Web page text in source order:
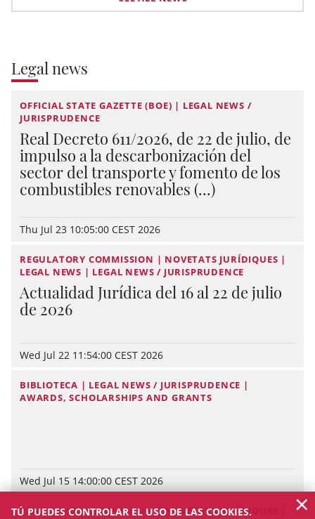
Legal news
OFFICIAL STATE GAZETTE (BOE) | LEGAL NEWS /
JURISPRUDENCE
Real Decreto 611/2026, de 22 de julio, de
impulso a la descarbonización del
sector del transporte y fomento de los
combustibles renovables (...)
Thu Jul 23 10:05:00 CEST 2026
REGULATORY COMMISSION | NOVETATS JURÍDIQUES |
LEGAL NEWS | LEGAL NEWS / JURISPRUDENCE
Actualidad Jurídica del 16 al 22 de julio
de 2026
Wed Jul 22 11:54:00 CEST 2026
BIBLIOTECA | LEGAL NEWS / JURISPRUDENCE |
AWARDS, SCHOLARSHIPS AND GRANTS
Wed Jul 15 14:00:00 CEST 2026
REGULATORY COMMISSION | NOVETATS JURÍDIQUES |
TÚ PUEDES CONTROLAR EL USO DE LAS COOKIES. ×